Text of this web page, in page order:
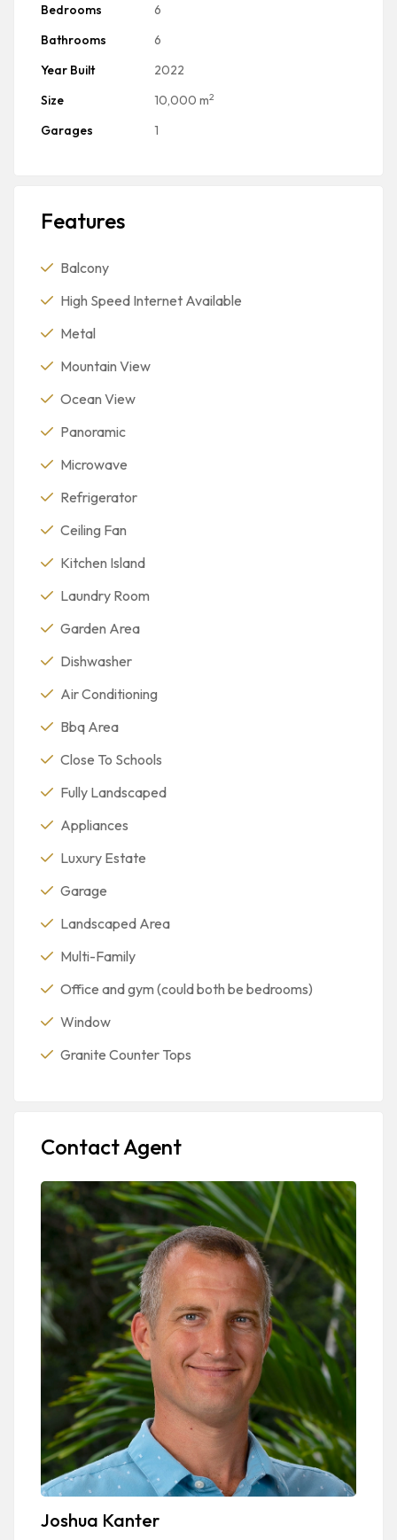
Bedrooms
6
Bathrooms
6
Year Built
2022
Size
10,000 m2
Garages 1
Features
Balcony
High Speed Internet Available
Metal
Mountain View
Ocean View
Panoramic
Microwave
Refrigerator
Ceiling Fan
Kitchen Island
Laundry Room
Garden Area
Dishwasher
Air Conditioning
Bbq Area
Close To Schools
Fully Landscaped
Appliances
Luxury Estate
Garage
Landscaped Area
Multi-Family
Office and gym (could both be bedrooms)
Window
Granite Counter Tops
Contact Agent
Joshua Kanter